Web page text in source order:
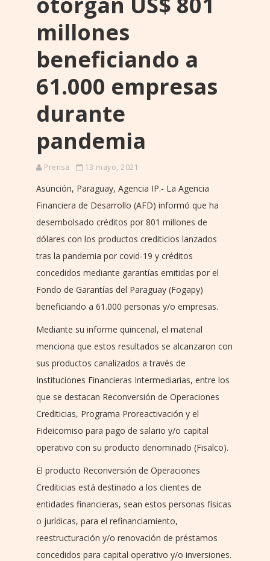
millones
beneficiando a
61.000 empresas
durante
pandemia
Prensa 13 mayo, 2021
Asunción, Paraguay, Agencia IP.- La Agencia
Financiera de Desarrollo (AFD) informó que ha
desembolsado créditos por 801 millones de
dólares con los productos crediticios lanzados
tras la pandemia por covid-19 y créditos
concedidos mediante garantías emitidas por el
Fondo de Garantías del Paraguay (Fogapy)
beneficiando a 61.000 personas y/o empresas.
Mediante su informe quincenal, el material
menciona que estos resultados se alcanzaron con
sus productos canalizados a través de
Instituciones Financieras Intermediarias, entre los
que se destacan Reconversión de Operaciones
Crediticias, Programa Proreactivación y el
Fideicomiso para pago de salario y/o capital
operativo con su producto denominado (Fisalco).
El producto Reconversión de Operaciones
Crediticias está destinado a los clientes de
entidades financieras, sean estos personas físicas
o jurídicas, para el refinanciamiento,
reestructuración y/o renovación de préstamos
concedidos para capital operativo y/o inversiones.